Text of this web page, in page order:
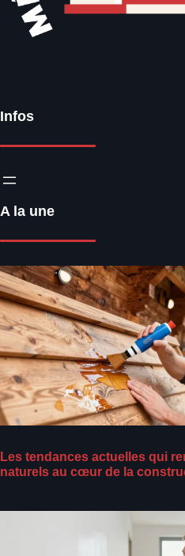
Infos
A la une
Les tendances actuelles qui
naturels au cœur de la